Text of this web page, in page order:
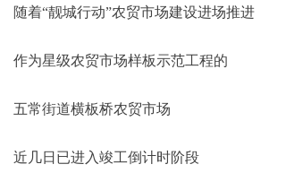
随着“靓城行动”农贸市场建设进场推进
作为星级农贸市场样板示范工程的
五常街道横板桥农贸市场
近几日已进入竣工倒计时阶段